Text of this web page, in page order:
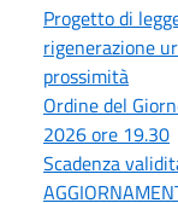
Progetto di
rigenerazione
prossimità
Ordine del
2026 ore 19.30
Scadenza